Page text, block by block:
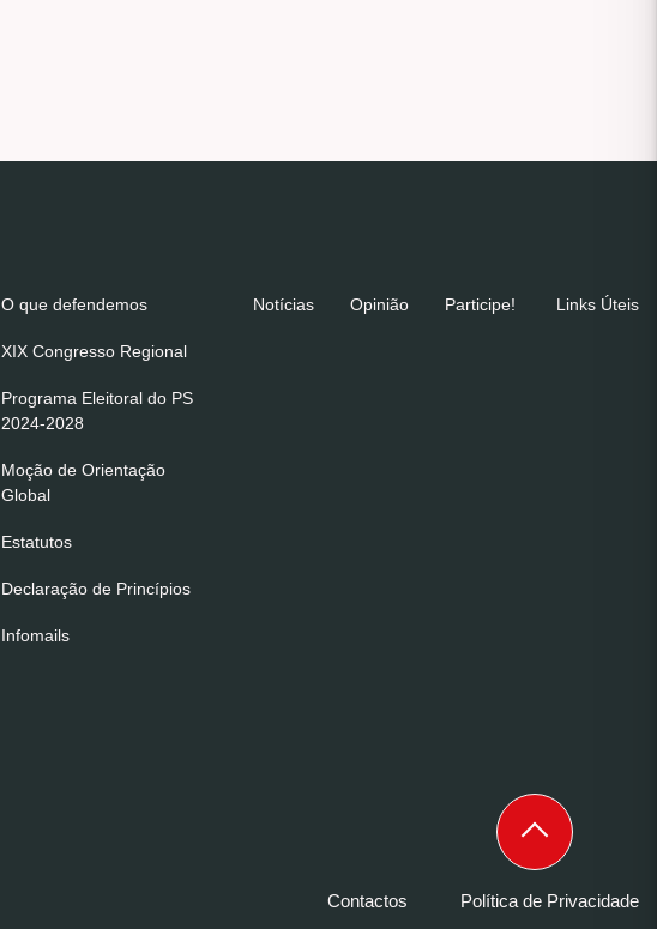
O que defendemos
XIX Congresso Regional
Programa Eleitoral do PS
2024-2028
Moção de Orientação
Global
Estatutos
Declaração de Princípios
Infomails
Notícias Opinião Participe! Links Úteis
Contactos Política de Privacidade